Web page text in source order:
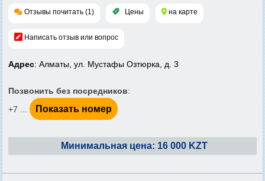
Отзывы почитать (1) Цены на карте
Написать отзыв или вопрос
Адрес: Алматы, ул. Мустафы Озтюрка, д. 3
Позвонить без посредников:
+7 ...
Показать номер
Минимальная цена: 16 000 KZT